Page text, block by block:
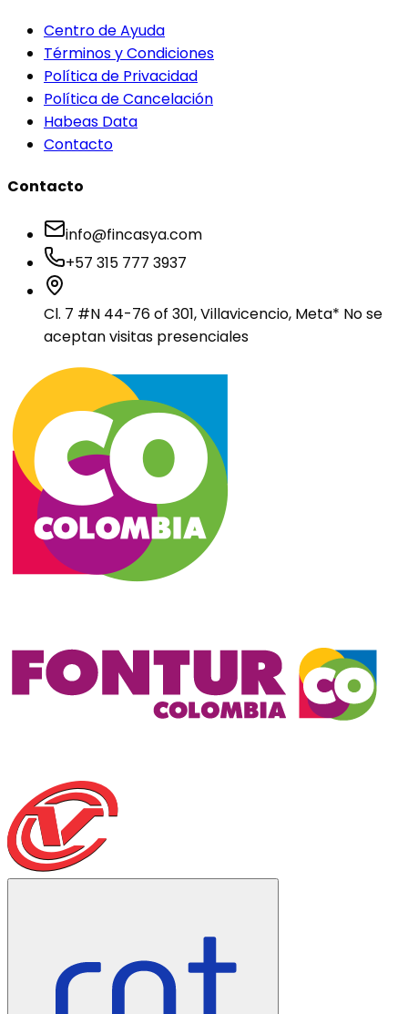
Centro de Ayuda
Términos y Condiciones
Política de Privacidad
Política de Cancelación
Habeas Data
Contacto
Contacto
info@fincasya.com
+57 315 777 3937
Cl. 7 #N 44-76 of 301, Villavicencio, Meta* No se
aceptan visitas presenciales